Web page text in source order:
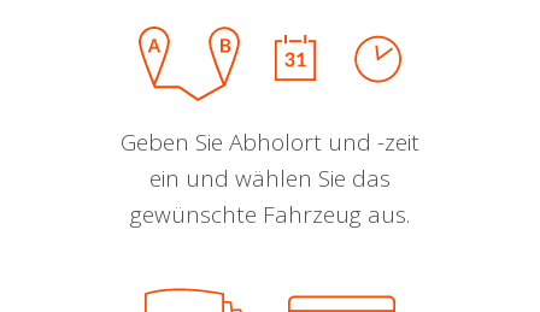
Geben Sie Abholort und -zeit
ein und wählen Sie das
gewünschte Fahrzeug aus.